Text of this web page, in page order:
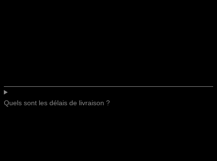
Quels sont les délais de livraison ?